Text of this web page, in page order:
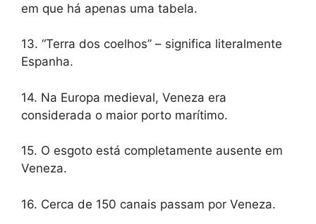
em que há apenas uma tabela.
13. “Terra dos coelhos” – significa literalmente
Espanha.
14. Na Europa medieval, Veneza era
considerada o maior porto marítimo.
15. O esgoto está completamente ausente em
Veneza.
16. Cerca de 150 canais passam por Veneza.